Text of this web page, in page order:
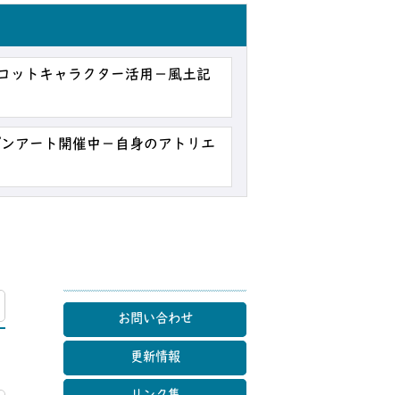
ットキャラクター活用－風土記
アート開催中－自身のアトリエ
マップ
お問い合わせ
更新情報